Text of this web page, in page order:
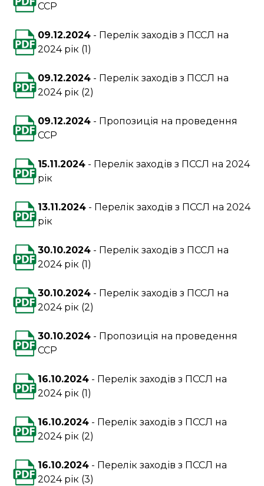
ССР
09.12.2024
Перелік заходів з ПССЛ на
2024 рік (1)
09.12.2024
Перелік заходів з ПССЛ на
2024 рік (2)
09.12.2024
Пропозиція на проведення
ССР
15.11.2024
Перелік заходів з ПССЛ на 2024
рік
13.11.2024
Перелік заходів з ПССЛ на 2024
рік
30.10.2024
Перелік заходів з ПССЛ на
2024 рік (1)
30.10.2024
Перелік заходів з ПССЛ на
2024 рік (2)
30.10.2024
Пропозиція на проведення
ССР
16.10.2024
Перелік заходів з ПССЛ на
2024 рік (1)
16.10.2024
Перелік заходів з ПССЛ на
2024 рік (2)
16.10.2024
Перелік заходів з ПССЛ на
2024 рік (3)